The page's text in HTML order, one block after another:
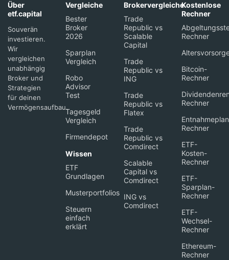
Über
etf.capital
Souverän
investieren.
Wir
vergleichen
unabhängig
Broker und
Strategien
für deinen
Vermögensaufbau.
Vergleiche
Bester
Broker
2026
Sparplan
Vergleich
Robo
Advisor
Test
Tagesgeld
Vergleich
Firmendepot
Wissen
ETF
Grundlagen
Musterportfolios
Steuern
einfach
erklärt
Brokervergleiche
Trade
Republic vs
Scalable
Capital
Trade
Republic vs
ING
Trade
Republic vs
Flatex
Trade
Republic vs
Comdirect
Scalable
Capital vs
Comdirect
ING vs
Comdirect
Kostenlose
Rechner
Rechner
Bitcoin-
Rechner
Rechner
Rechner
ETF-
Kosten-
Rechner
ETF-
Sparplan-
Rechner
ETF-
Wechsel-
Rechner
Ethereum-
Rechner